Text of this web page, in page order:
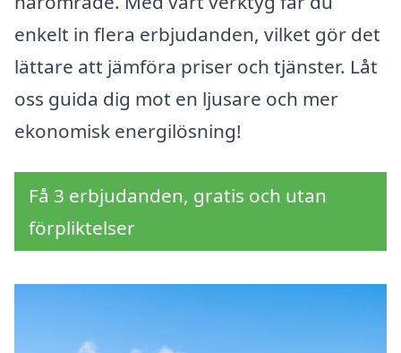
enkelt in flera erbjudanden, vilket gör det
lättare att jämföra priser och tjänster. Låt
oss guida dig mot en ljusare och mer
ekonomisk energilösning!
Få 3 erbjudanden, gratis och utan
förpliktelser